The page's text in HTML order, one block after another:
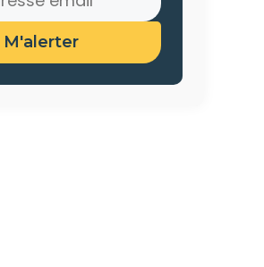
M'alerter